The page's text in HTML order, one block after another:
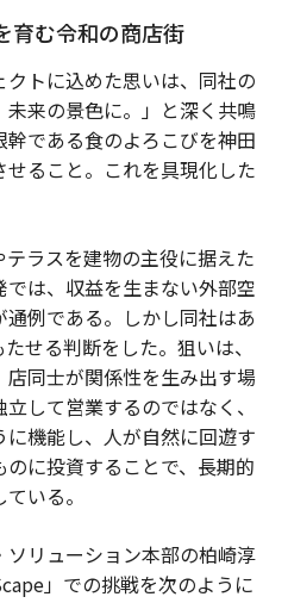
育む令和の商店街
トに込めた思いは、同社の
来の景色に。」と深く共鳴
である食のよろこびを神田
ること。これを具現化した
ラスを建物の主役に据えた
は、収益を生まない外部空
例である。しかし同社はあ
せる判断をした。狙いは、
同士が関係性を生み出す場
して営業するのではなく、
機能し、人が自然に回遊す
に投資することで、長期的
いる。
リューション本部の柏崎淳
」での挑戦を次のように